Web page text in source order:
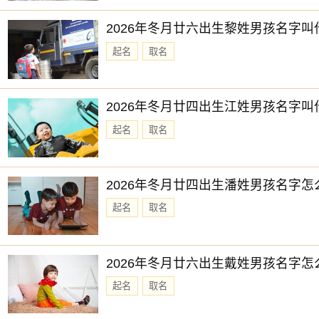
2026年冬月廿六出生黎姓男孩名字叫
起名 取名
2026年冬月廿四出生江姓男孩名字叫
起名 取名
2026年冬月廿四出生潘姓男孩名字怎
起名 取名
2026年冬月廿六出生戴姓男孩名字怎
起名 取名